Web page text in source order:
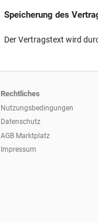
Speicherung des
Der Vertragstext wird
Rechtliches
Nutzungsbedingungen
Datenschutz
AGB Marktplatz
Impressum